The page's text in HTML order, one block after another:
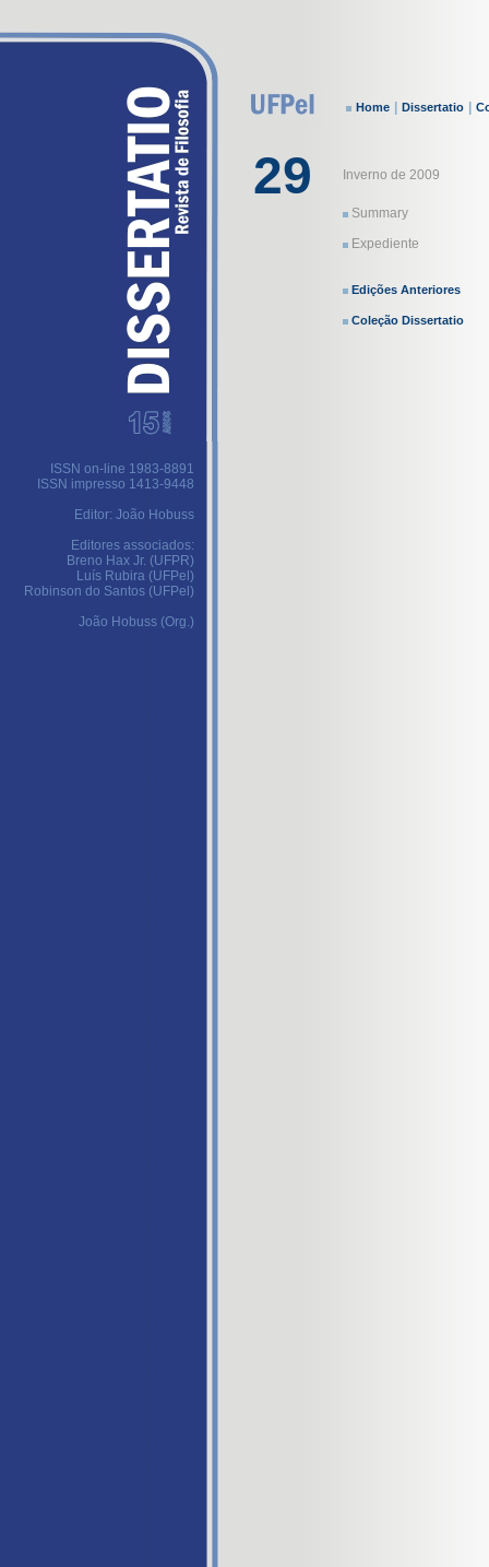
ISSN on-line 1983-8891
ISSN impresso 1413-9448
Editor: João Hobuss
Editores associados:
Breno Hax Jr. (UFPR)
Luís Rubira (UFPel)
Robinson do Santos (UFPel)
João Hobuss (Org.)
Home Dissertatio
29 Inverno de 2009
Summary
Expediente
Edições Anteriores
Coleção Dissertatio